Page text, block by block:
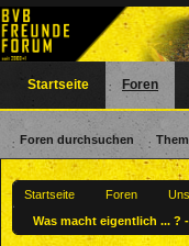
Startseite Foren
Was macht eigentlich ... ?
Startseite Foren
Foren durchsuchen